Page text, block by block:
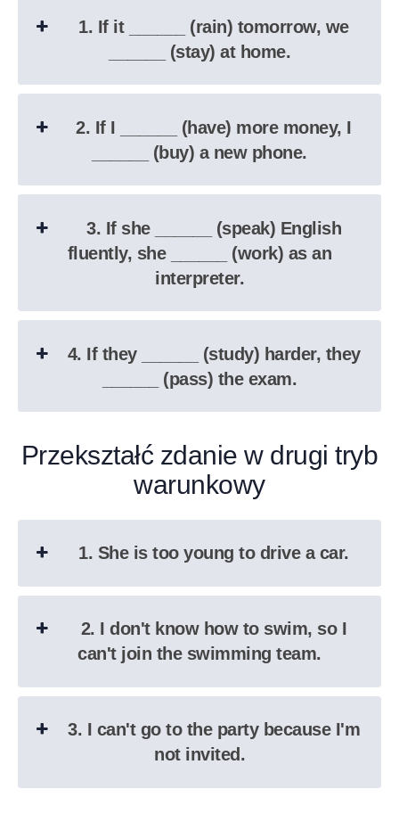
1. If it ______ (rain) tomorrow, we
______ (stay) at home.
2. If I ______ (have) more money, I
______ (buy) a new phone.
3. If she ______ (speak) English
fluently, she ______ (work) as an
interpreter.
4. If they ______ (study) harder, they
______ (pass) the exam.
Przekształć zdanie w drugi tryb
warunkowy
1. She is too young to drive a car.
2. I don't know how to swim, so I
can't join the swimming team.
3. I can't go to the party because I'm
not invited.